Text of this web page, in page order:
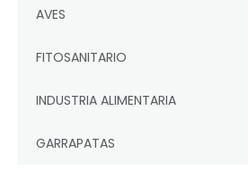
AVES
FITOSANITARIO
INDUSTRIA ALIMENTARIA
GARRAPATAS